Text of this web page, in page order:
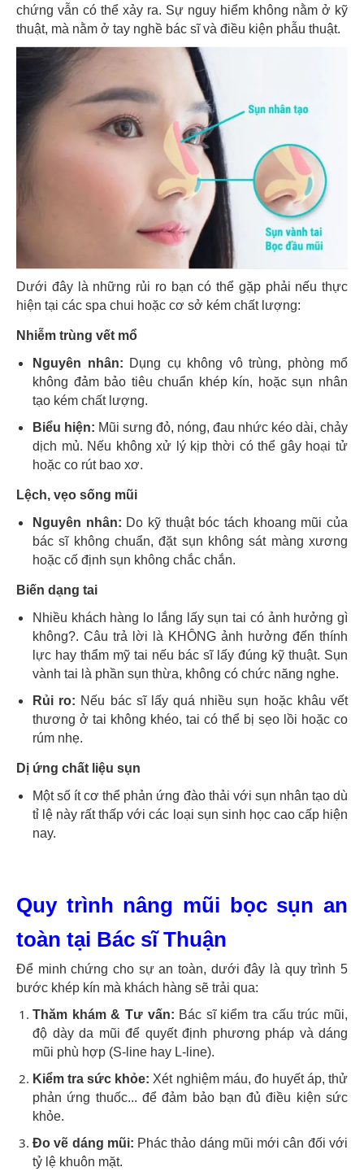
chứng vẫn có thể xảy ra. Sự nguy hiểm không nằm ở kỹ
thuật, mà nằm ở tay nghề bác sĩ và điều kiện phẫu thuật.
Dưới đây là những rủi ro bạn có thể gặp phải nếu thực
hiện tại các spa chui hoặc cơ sở kém chất lượng:
Nhiễm trùng vết mổ
Nguyên nhân: Dụng cụ không vô trùng, phòng mổ
không đảm bảo tiêu chuẩn khép kín, hoặc sụn nhân
tạo kém chất lượng.
Biểu hiện: Mũi sưng đỏ, nóng, đau nhức kéo dài, chảy
dịch mủ. Nếu không xử lý kịp thời có thể gây hoại tử
hoặc co rút bao xơ.
Lệch, vẹo sống mũi
Nguyên nhân: Do kỹ thuật bóc tách khoang mũi của
bác sĩ không chuẩn, đặt sụn không sát màng xương
hoặc cố định sụn không chắc chắn.
Biến dạng tai
Nhiều khách hàng lo lắng lấy sụn tai có ảnh hưởng gì
không?. Câu trả lời là KHÔNG ảnh hưởng đến thính
lực hay thẩm mỹ tai nếu bác sĩ lấy đúng kỹ thuật. Sụn
vành tai là phần sụn thừa, không có chức năng nghe.
Rủi ro: Nếu bác sĩ lấy quá nhiều sụn hoặc khâu vết
thương ở tai không khéo, tai có thể bị sẹo lồi hoặc co
rúm nhẹ.
Dị ứng chất liệu sụn
Một số ít cơ thể phản ứng đào thải với sụn nhân tạo dù
tỉ lệ này rất thấp với các loại sụn sinh học cao cấp hiện
nay.
Quy trình nâng mũi bọc sụn an
toàn tại Bác sĩ Thuận
Để minh chứng cho sự an toàn, dưới đây là quy trình 5
bước khép kín mà khách hàng sẽ trải qua:
Thăm khám & Tư vấn: Bác sĩ kiểm tra cấu trúc mũi,
độ dày da mũi để quyết định phương pháp và dáng
mũi phù hợp (S-line hay L-line).
Kiểm tra sức khỏe: Xét nghiệm máu, đo huyết áp, thử
phản ứng thuốc... để đảm bảo bạn đủ điều kiện sức
khỏe.
Đo vẽ dáng mũi: Phác thảo dáng mũi mới cân đối với
tỷ lệ khuôn mặt.